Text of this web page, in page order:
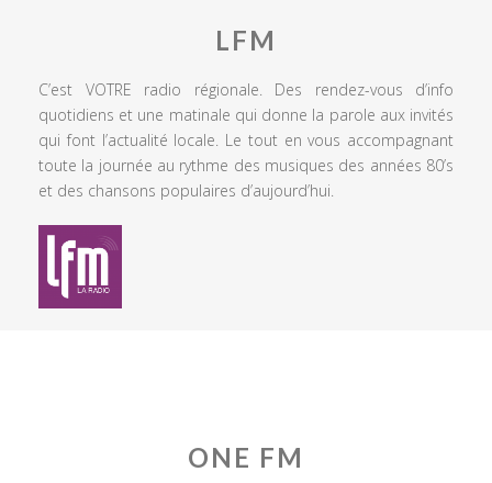
LFM
C’est VOTRE radio régionale. Des rendez-vous d’info
quotidiens et une matinale qui donne la parole aux invités
qui font l’actualité locale. Le tout en vous accompagnant
toute la journée au rythme des musiques des années 80’s
et des chansons populaires d’aujourd’hui.
ONE FM